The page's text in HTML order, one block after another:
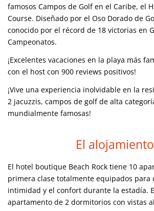
famosos Campos de Golf en el Caribe, el
Course. Diseñado por el Oso Dorado de
conocido por el récord de 18 victorias en
Campeonatos.
¡Excelentes vacaciones en la playa más
con el host con 900 reviews positivos!
¡Vive una experiencia inolvidable en la
2 jacuzzis, campos de golf de alta
mundialmente famosas!
El alojamiento
El hotel boutique Beach Rock tiene 10
primera clase totalmente equipados para
intimidad y el confort durante la estadía.
apartamento de 2 dormitorios con vistas